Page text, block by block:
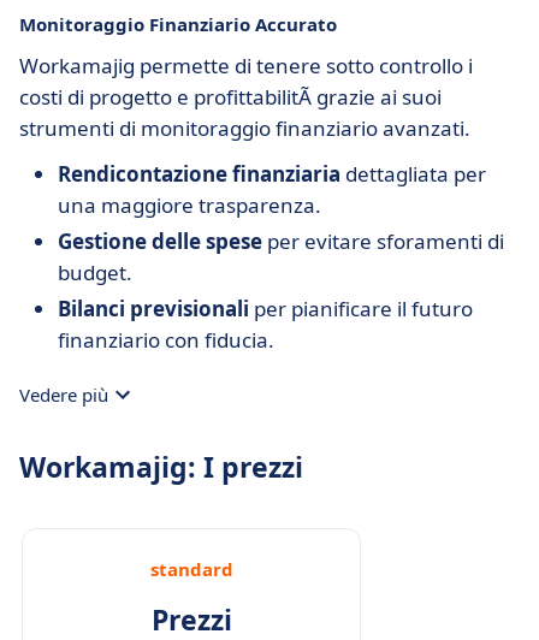
Monitoraggio Finanziario Accurato
Workamajig permette di tenere sotto controllo i
costi di progetto e profittabilitÃ grazie ai suoi
strumenti di monitoraggio finanziario avanzati.
Rendicontazione finanziaria dettagliata per
una maggiore trasparenza.
Gestione delle spese per evitare sforamenti di
budget.
Bilanci previsionali per pianificare il futuro
finanziario con fiducia.
Vedere più
Workamajig: I prezzi
standard
Prezzi